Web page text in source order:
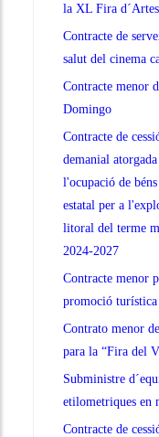
la XL Fira
Contracte de
salut del cinema
Contracte menor
Domingo
Contracte de
demanial
l'ocupació de
estatal per a
litoral del terme
2024-2027
Contracte menor
promoció
Contrato menor
para la “Fira del
Subministre
etilometriques en
Contracte de